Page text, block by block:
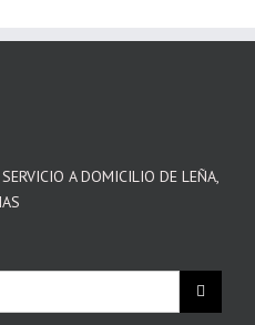
A DOMICILIO DE LEÑA,